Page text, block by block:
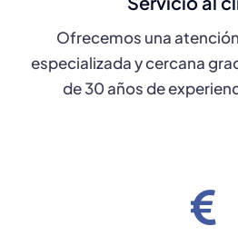
Ofrecemos una
especializada y cercana
de 30 años de